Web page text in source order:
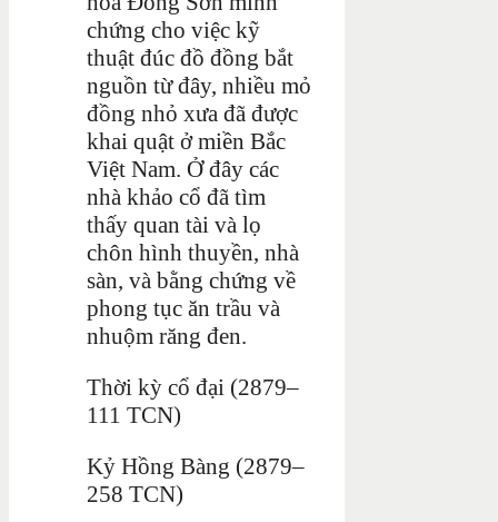
chứng cho việc kỹ
thuật đúc đồ đồng bắt
nguồn từ đây, nhiều mỏ
đồng nhỏ xưa đã được
khai quật ở miền Bắc
Việt Nam. Ở đây các
nhà khảo cổ đã tìm
thấy quan tài và lọ
chôn hình thuyền, nhà
sàn, và bằng chứng về
phong tục ăn trầu và
nhuộm răng đen.
Thời kỳ cổ đại (2879–
111 TCN)
Kỷ Hồng Bàng (2879–
258 TCN)